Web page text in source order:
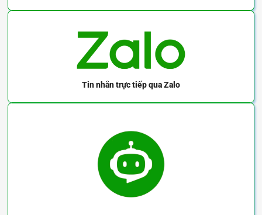
Tin nhắn trực tiếpqua Zalo